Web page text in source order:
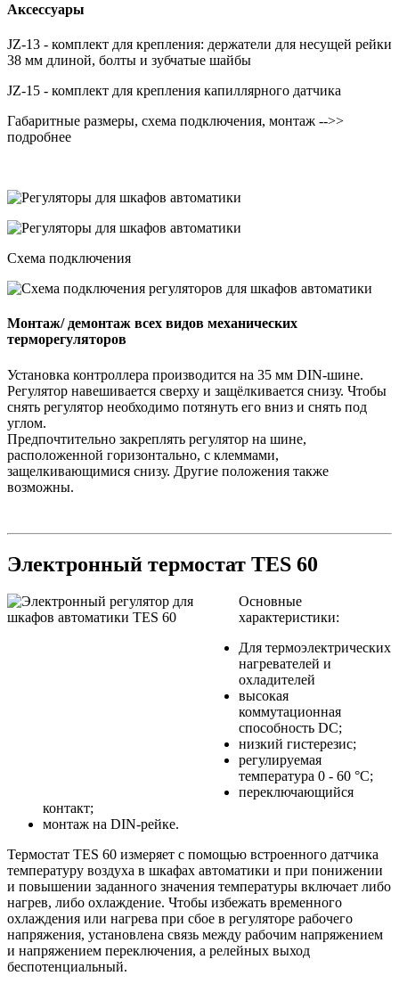
Аксессуары
JZ-13 - комплект для крепления: держатели для несущей рейки
38 мм длиной, болты и зубчатые шайбы
JZ-15 - комплект для крепления капиллярного датчика
Габаритные размеры, схема подключения, монтаж -->>
подробнее
Схема подключения
Монтаж/ демонтаж всех видов механических
терморегуляторов
Установка контроллера производится на 35 мм DIN-шине.
Регулятор навешивается сверху и защёлкивается снизу. Чтобы
снять регулятор необходимо потянуть его вниз и снять под
углом.
Предпочтительно закреплять регулятор на шине,
расположенной горизонтально, с клеммами,
защелкивающимися снизу. Другие положения также
возможны.
Электронный термостат TES 60
Основные
характеристики:
Для термоэлектрических
нагревателей и
охладителей
высокая
коммутационная
способность DC;
низкий гистерезис;
регулируемая
температура 0 - 60 °С;
переключающийся
контакт;
монтаж на DIN-рейке.
Термостат TES 60 измеряет с помощью встроенного датчика
температуру воздуха в шкафах автоматики и при понижении
и повышении заданного значения температуры включает либо
нагрев, либо охлаждение. Чтобы избежать временного
охлаждения или нагрева при сбое в регуляторе рабочего
напряжения, установлена связь между рабочим напряжением
и напряжением переключения, а релейных выход
беспотенциальный.